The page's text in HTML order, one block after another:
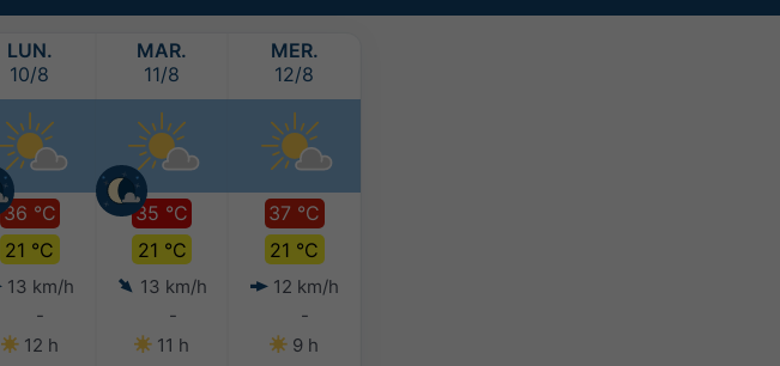
LUN.
10/8
36 °C
21 °C
13 km/h
-
12 h
MAR.
11/8
35 °C
21 °C
13 km/h
-
11 h
MER.
12/8
37 °C
21 °C
12 km/h
-
9 h